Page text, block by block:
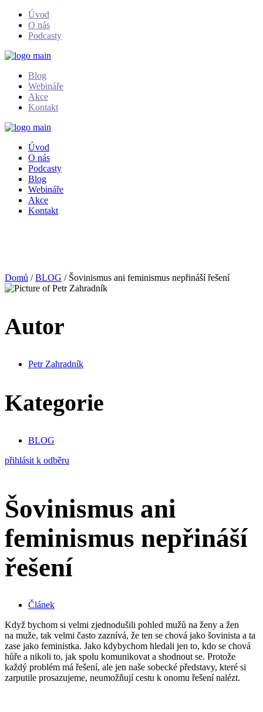
Skip
Úvod
O nás
Podcasty
Blog
Webináře
Akce
Kontakt
Úvod
O nás
Podcasty
Blog
Webináře
Akce
Kontakt
Domů /BLOG / Šovinismus ani feminismus nepřináší řešení
Autor
Petr Zahradník
Kategorie
BLOG
přihlásit k odběru
Šovinismus ani
feminismus nepřináší
řešení
Článek
Když bychom si velmi zjednodušili pohled mužů na ženy a žen
na muže, tak velmi často zaznívá, že ten se chová jako šovinista a ta
zase jako feministka. Jako kdybychom hledali jen to, kdo se chová
hůře a nikoli to, jak spolu komunikovat a shodnout se. Protože
každý problém má řešení, ale jen naše sobecké představy, které si
zarputile prosazujeme, neumožňují cestu k onomu řešení nalézt.